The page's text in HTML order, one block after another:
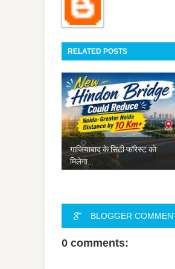
RELATED POSTS
गाजियाबाद के सिटी फॉरेस्ट को
मिलेगा...
BLOGGER
0 comments: